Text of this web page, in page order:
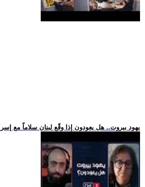
.. يهود بيروت.. هل يعودون إذا وقّع لبنان سلاماً مع